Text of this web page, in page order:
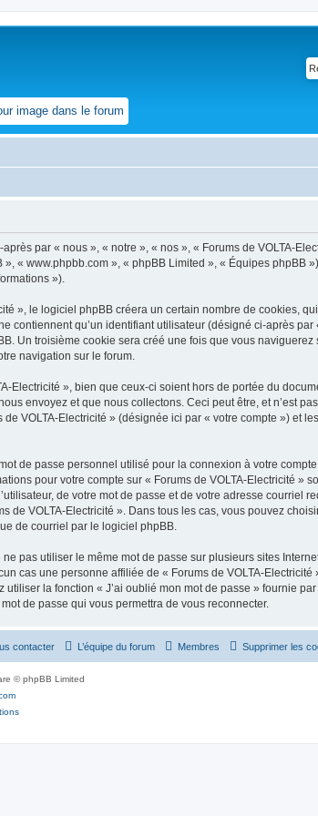
image dans le forum
par « nous », « notre », « nos », « Forums de VOLTA-
« www.phpbb.com », « phpBB Limited », « Équipes phpBB
»).
», le logiciel phpBB créera un certain nombre de cookies,
qu’un identifiant utilisateur (désigné ci-après
Un troisième cookie sera créé une fois que vous naviguerez
navigation sur le forum.
Electricité », bien que ceux-ci soient hors de portée du
envoyez et que nous collectons. Ceci peut être, et n’est
VOLTA-Electricité » (désignée ici par « votre compte ») et
de passe personnel utilisé pour la connexion à votre
pour votre compte sur « Forums de VOLTA-Electricité »
de votre mot de passe et de votre adresse courriel
de VOLTA-Electricité ». Dans tous les cas, vous pouvez
de courriel par le logiciel phpBB.
pas utiliser le même mot de passe sur plusieurs sites
cas une personne affiliée de « Forums de VOLTA-Electricité
la fonction « J’ai oublié mon mot de passe » fournie
de passe qui vous permettra de vous reconnecter.
Supprimer les
Membres
L’équipe du forum
contacter
© phpBB Limited